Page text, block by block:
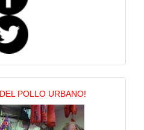
POLLO URBANO!